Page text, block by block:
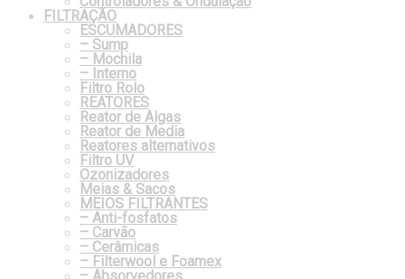
FILTRAÇÃO
ESCUMADORES
– Sump
– Mochila
– Interno
Filtro Rolo
REATORES
Reator de Algas
Reator de Media
Reatores alternativos
Filtro UV
Ozonizadores
Meias & Sacos
MEIOS FILTRANTES
– Anti-fosfatos
– Carvão
– Cerâmicas
– Filterwool e Foamex